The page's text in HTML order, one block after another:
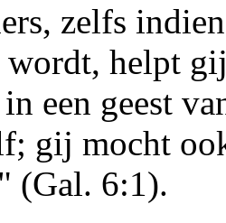
zelfs
wordt, helpt
een geest
gij mocht
(Gal. 6:1).